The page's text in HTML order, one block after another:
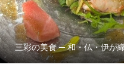
三彩の美食 ─ 和・仏・伊が